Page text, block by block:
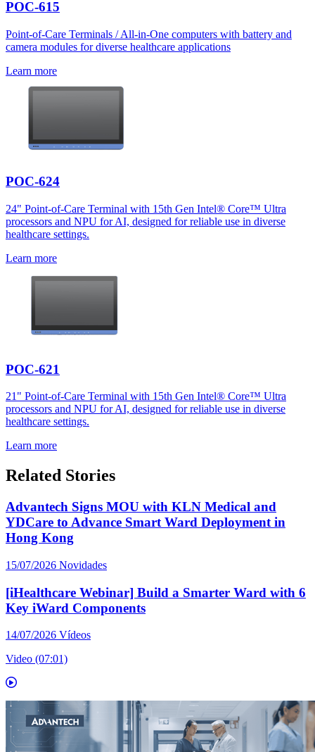
POC-615
Point-of-Care Terminals / All-in-One computers with battery and
camera modules for diverse healthcare applications
Learn more
POC-624
24" Point-of-Care Terminal with 15th Gen Intel® Core™ Ultra
processors and NPU for AI, designed for reliable use in diverse
healthcare settings.
Learn more
POC-621
21" Point-of-Care Terminal with 15th Gen Intel® Core™ Ultra
processors and NPU for AI, designed for reliable use in diverse
healthcare settings.
Learn more
Related Stories
Advantech Signs MOU with KLN Medical and
YDCare to Advance Smart Ward Deployment in
Hong Kong
15/07/2026 Novidades
[iHealthcare Webinar] Build a Smarter Ward with 6
Key iWard Components
14/07/2026 Vídeos
Video (07:01)